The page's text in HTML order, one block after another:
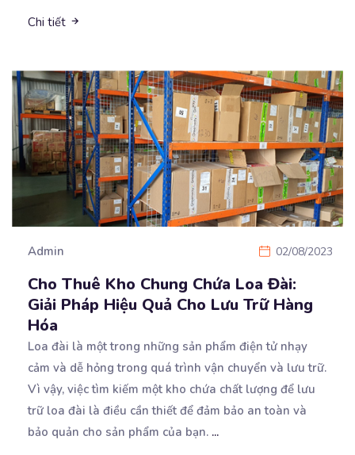
Chi tiết
Admin 02/08/2023
Cho Thuê Kho Chung Chứa Loa Đài:
Giải Pháp Hiệu Quả Cho Lưu Trữ Hàng
Hóa
Loa đài là một trong những sản phẩm điện tử nhạy
cảm và dễ hỏng trong quá trình vận chuyển và lưu trữ.
Vì vậy, việc tìm kiếm một kho chứa chất lượng để lưu
trữ loa đài là điều cần thiết để đảm bảo an toàn và
bảo quản cho sản phẩm của bạn. ...